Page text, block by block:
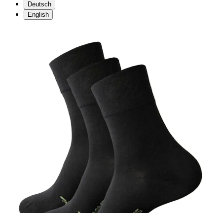
Deutsch
English